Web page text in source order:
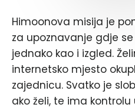
Himoonova misija je
za upoznavanje gdje
jednako kao i izgled.
internetsko mjesto
zajednicu. Svatko je
ako želi, te ima